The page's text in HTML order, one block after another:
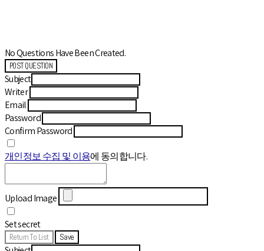
No Questions Have Been Created.
POST QUESTION
Subject
Writer
Email
Password
Confirm Password
개인정보 수집 및 이용에 동의합니다.
Upload Image
Set secret
Return To List Save